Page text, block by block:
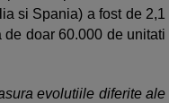
si Spania) a fost de 2,1
doar 60.000 de unitati
evolutiile diferite ale